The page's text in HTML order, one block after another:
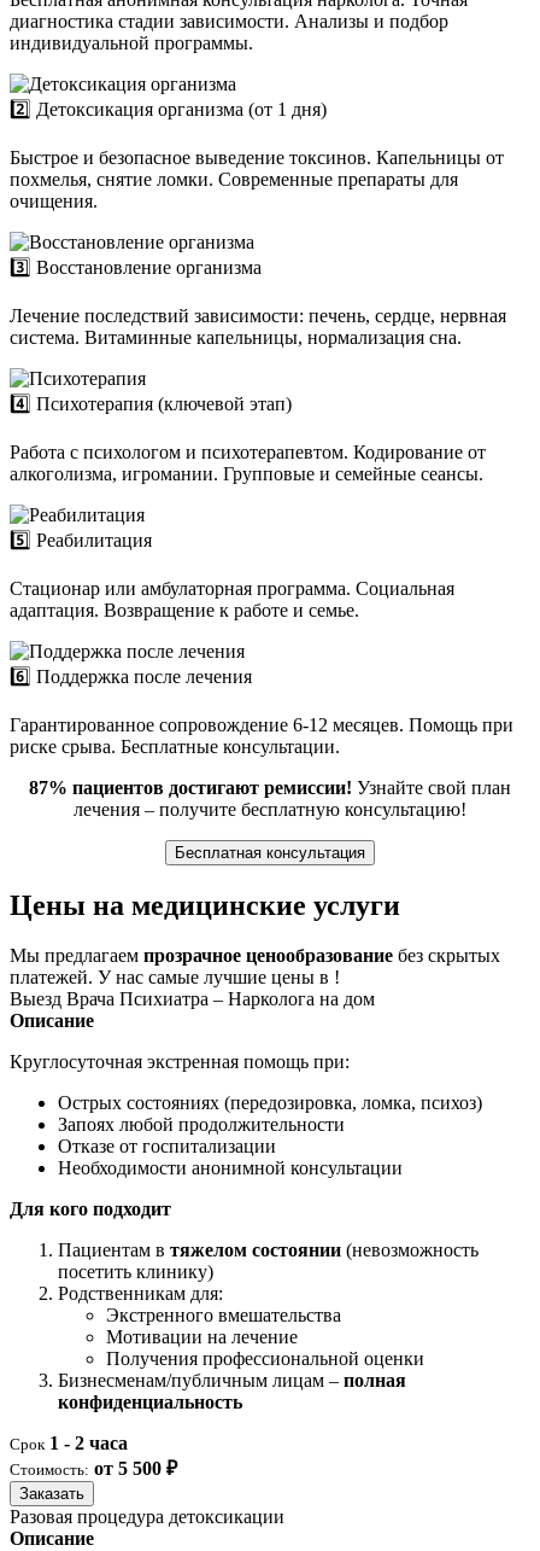
диагностика стадии зависимости. Анализы и подбор
индивидуальной программы.
2️⃣ Детоксикация организма (от 1 дня)
Быстрое и безопасное выведение токсинов. Капельницы от
похмелья, снятие ломки. Современные препараты для
очищения.
3️⃣ Восстановление организма
Лечение последствий зависимости: печень, сердце, нервная
система. Витаминные капельницы, нормализация сна.
4️⃣ Психотерапия (ключевой этап)
Работа с психологом и психотерапевтом. Кодирование от
алкоголизма, игромании. Групповые и семейные сеансы.
5️⃣ Реабилитация
Стационар или амбулаторная программа. Социальная
адаптация. Возвращение к работе и семье.
6️⃣ Поддержка после лечения
Гарантированное сопровождение 6-12 месяцев. Помощь при
риске срыва. Бесплатные консультации.
87% пациентов достигают ремиссии! Узнайте свой план
лечения – получите бесплатную консультацию!
Бесплатная консультация
Цены на медицинские услуги
Мы предлагаем прозрачное ценообразование без скрытых
платежей. У нас самые лучшие цены в !
Выезд Врача Психиатра – Нарколога на дом
Описание
Круглосуточная экстренная помощь при:
Острых состояниях (передозировка, ломка, психоз)
Запоях любой продолжительности
Отказе от госпитализации
Необходимости анонимной консультации
Для кого подходит
Пациентам в тяжелом состоянии (невозможность
посетить клинику)
Родственникам для:
Экстренного вмешательства
Мотивации на лечение
Получения профессиональной оценки
Бизнесменам/публичным лицам – полная
конфиденциальность
Срок 1 - 2 часа
Стоимость: от 5 500 ₽
Заказать
Разовая процедура детоксикации
Описание